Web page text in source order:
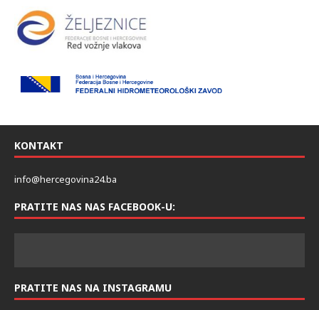
KONTAKT
info@hercegovina24.ba
PRATITE NAS NAS FACEBOOK-U:
PRATITE NAS NA INSTAGRAMU